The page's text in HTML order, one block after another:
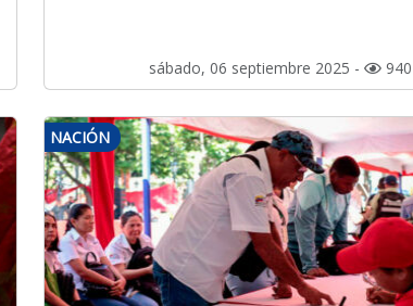
sábado, 06 septiembre 2025 - 940
NACIÓN